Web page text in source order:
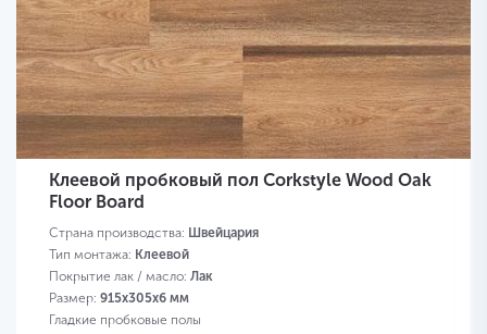
Клеевой пробковый пол Corkstyle Wood Oak
Floor Board
Страна производства: Швейцария
Тип монтажа: Клеевой
Покрытие лак / масло: Лак
Размер: 915х305х6 мм
Гладкие пробковые полы